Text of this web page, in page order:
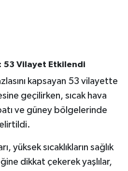
53 Vilayet Etkilendi
kapsayan 53 vilayette
geçilirken, sıcak hava
ve güney bölgelerinde
yüksek sıcaklıkların sağlık
dikkat çekerek yaşlılar,